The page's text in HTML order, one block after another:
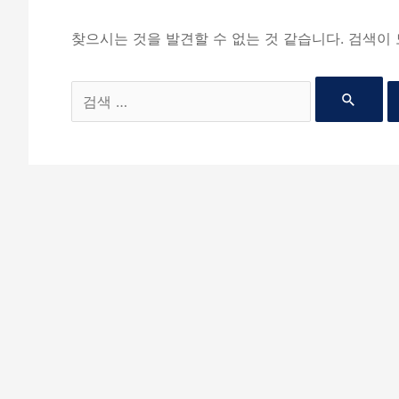
찾으시는 것을 발견할 수 없는 것 같습니다. 검색이
for: